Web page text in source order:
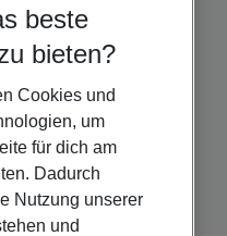
beste
bieten?
Cookies und
um
für dich am
Dadurch
Nutzung unserer
und